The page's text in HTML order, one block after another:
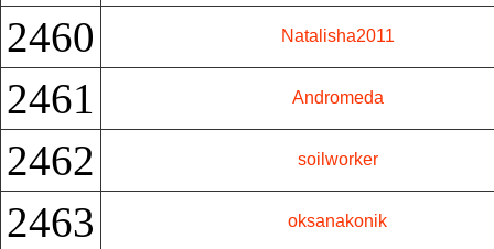
2460 Natalisha2011
2461 Andromeda
2462 soilworker
2463 oksanakonik